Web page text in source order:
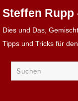
Steffen Rupp
Dies und Das,
Tipps und Tricks für